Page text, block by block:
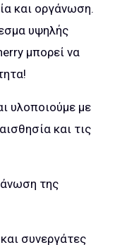
και οργάνωση.
υψηλής
μπορεί να
υλοποιούμε με
και τις
της
συνεργάτες